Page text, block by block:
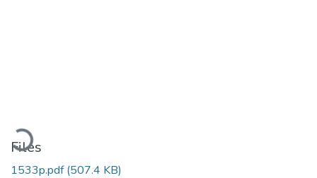
Loading...
Files
1533p.pdf(507.4 KB)